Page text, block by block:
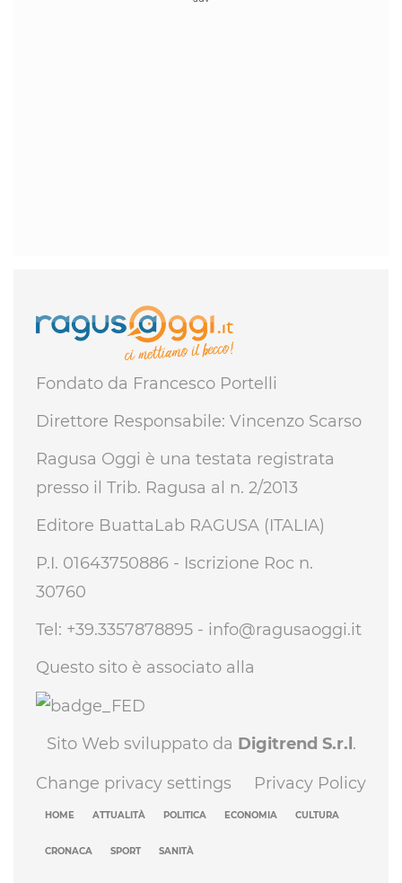
Fondato da Francesco Portelli
Direttore Responsabile: Vincenzo Scarso
Ragusa Oggi è una testata registrata
presso il Trib. Ragusa al n. 2/2013
Editore BuattaLab RAGUSA (ITALIA)
P.I. 01643750886 - Iscrizione Roc n.
30760
Tel: +39.3357878895 - info@ragusaoggi.it
Questo sito è associato alla
Sito Web sviluppato da Digitrend S.r.l .
Change privacy settings
Privacy Policy
HOME ATTUALITÀ POLITICA ECONOMIA CULTURA
CRONACA SPORT SANITÀ